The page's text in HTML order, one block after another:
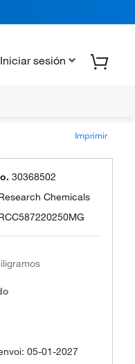
Iniciar sesión
Imprimir
30368502
Chemicals
05-01-2027